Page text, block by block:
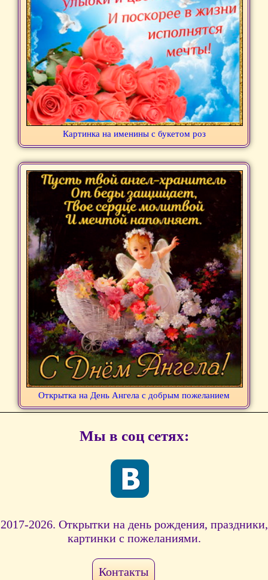
Картинка на именины с букетом роз
Открытка на День Ангела с добрым пожеланием
Мы в соц сетях:
2017-2026. Открытки на день рождения, праздники,
картинки с пожеланиями.
Контакты